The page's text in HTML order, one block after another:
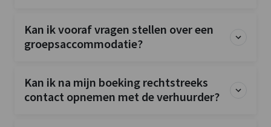
Kan ik vooraf vragen stellen over een
groepsaccommodatie?
Kan ik na mijn boeking rechtstreeks
contact opnemen met de verhuurder?